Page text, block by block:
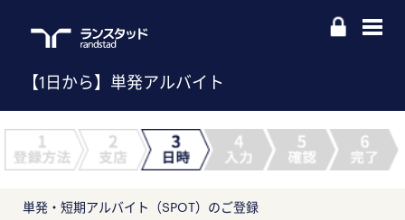
【1日から】単発アルバイト
単発・短期アルバイト（SPOT）のご登録